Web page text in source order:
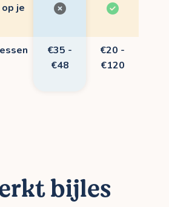
je
€35 -
€48
€20 -
€120
bijles